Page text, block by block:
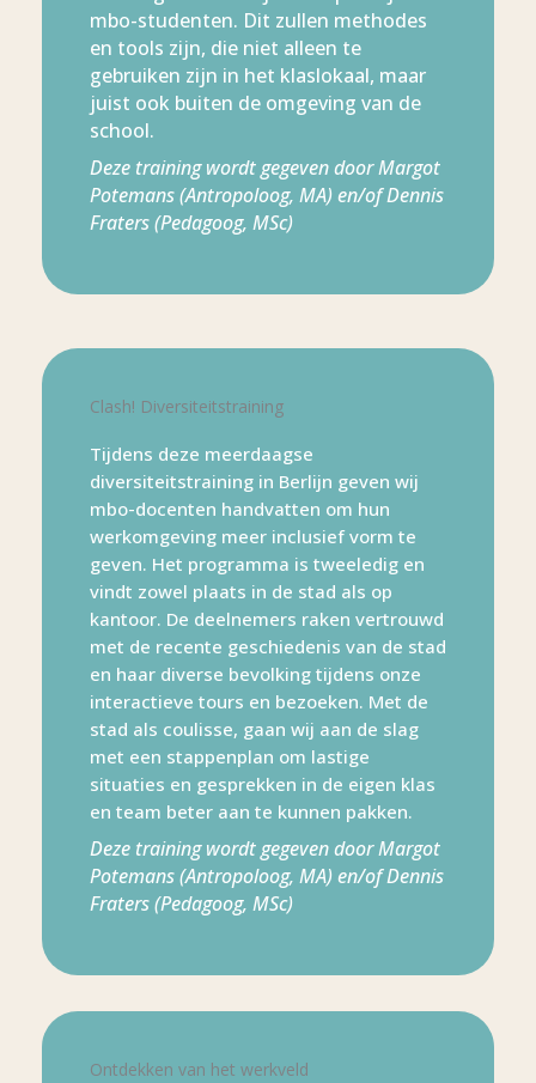
mbo-studenten. Dit zullen methodes
en tools zijn, die niet alleen te
gebruiken zijn in het klaslokaal, maar
juist ook buiten de omgeving van de
school.
Deze training wordt gegeven door Margot
Potemans (Antropoloog, MA) en/of Dennis
Fraters (Pedagoog, MSc)
Clash! Diversiteitstraining
Tijdens deze meerdaagse
diversiteitstraining in Berlijn geven wij
mbo-docenten handvatten om hun
werkomgeving meer inclusief vorm te
geven. Het programma is tweeledig en
vindt zowel plaats in de stad als op
kantoor. De deelnemers raken vertrouwd
met de recente geschiedenis van de stad
en haar diverse bevolking tijdens onze
interactieve tours en bezoeken. Met de
stad als coulisse, gaan wij aan de slag
met een stappenplan om lastige
situaties en gesprekken in de eigen klas
en team beter aan te kunnen pakken.
Deze training wordt gegeven door Margot
Potemans (Antropoloog, MA) en/of Dennis
Fraters (Pedagoog, MSc)
Ontdekken van het werkveld